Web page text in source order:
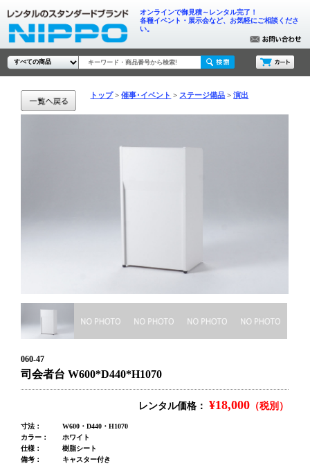
オンラインで御見積～レンタル完了！
各種イベント・展示会など、お気軽にご相談くださ
い。
トップ 催事･イベント ステージ備品 演出
060-47
司会者台 W600*D440*H1070
レンタル価格： ¥18,000 （税別）
寸法：
W600・D440・H1070
カラー：
ホワイト
仕様：
樹脂シート
備考：
キャスター付き